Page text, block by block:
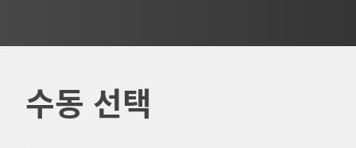
수동 선택